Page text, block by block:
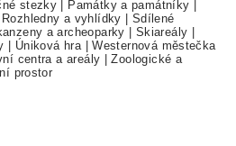
stezky Památky a památníky
Rozhledny a vyhlídky
Sdílené
a archeoparky Skiareály
Úniková hra|Westernová městečka
centra a areály |Zoologické a
prostor